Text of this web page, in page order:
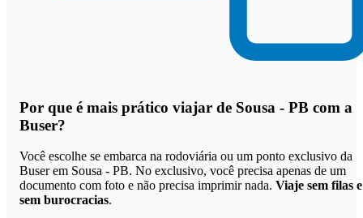
Por que é mais prático viajar de Sousa - PB com a
Buser?
Você escolhe se embarca na rodoviária ou um ponto exclusivo da
Buser em Sousa - PB. No exclusivo, você precisa apenas de um
documento com foto e não precisa imprimir nada. Viaje sem filas e
sem burocracias.